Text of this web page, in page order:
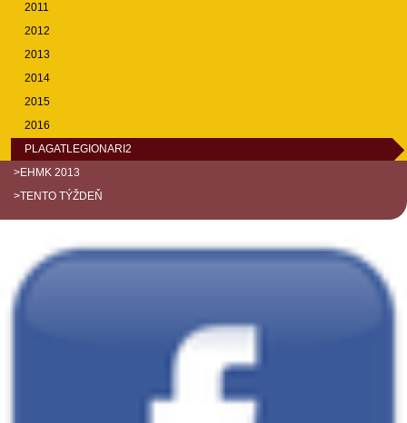
2011
2012
2013
2014
2015
2016
PLAGATLEGIONARI2
>EHMK 2013
>TENTO TÝŽDEŇ